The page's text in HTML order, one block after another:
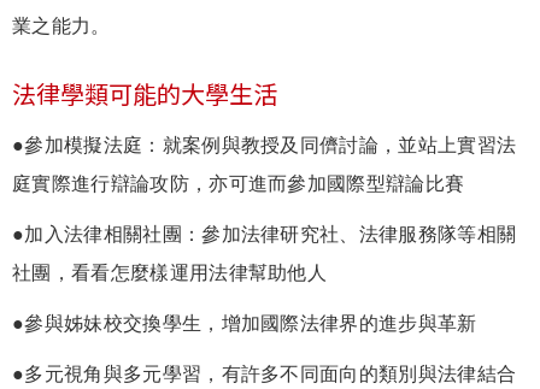
業之能力。
法律學類可能的大學生活
●參加模擬法庭：就案例與教授及同儕討論，並站上實習法
庭實際進行辯論攻防，亦可進而參加國際型辯論比賽
●加入法律相關社團：參加法律研究社、法律服務隊等相關
社團，看看怎麼樣運用法律幫助他人
●參與姊妹校交換學生，增加國際法律界的進步與革新
●多元視角與多元學習，有許多不同面向的類別與法律結合